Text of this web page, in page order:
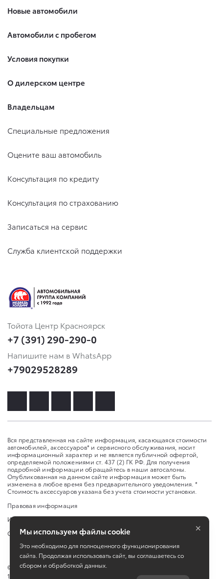
Новые автомобили
Автомобили с пробегом
Условия покупки
О дилерском центре
Владельцам
Специальные предложения
Оцените ваш автомобиль
Консультация по кредиту
Консультация по страхованию
Записаться на сервис
Служба клиентской поддержки
Тойота Центр Красноярск
+7 (391) 290-290-0
Напишите нам в WhatsApp
+79029528289
Вся представленная на сайте информация, касающаяся стоимости
автомобилей, аксессуаров* и сервисного обслуживания, носит
информационный характер и не является публичной офертой,
определяемой положениями ст. 437 (2) ГК РФ. Для получения
подробной информации обращайтесь в наши автосалоны.
Опубликованная на данном сайте информация может быть
изменена в любое время без предварительного уведомления. *
Стоимость аксессуаров указана без учета стоимости установки.
Правовая информация
Изменить настройку cookies
Сбросить cookie
© 2026ООО "Медведь Премиум", ИНН 2466194034, ОГРН
1182468044945
Мы используем файлы cookie
Это необходимо для полноценного функционирования
сайта. Продолжая использовать сайт, вы соглашаетесь со
сбором и обработкой данных.
×